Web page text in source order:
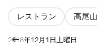
レストラン 高尾山
2018年12月1日土曜日